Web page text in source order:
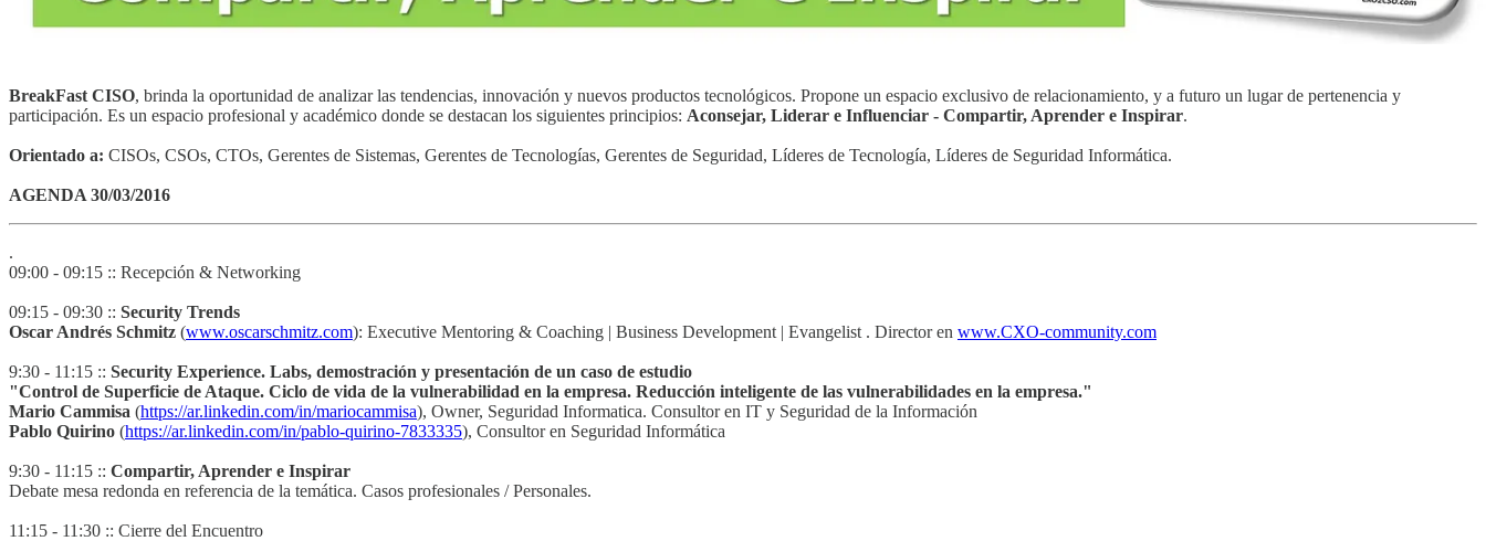
BreakFast CISO, brinda la oportunidad de analizar las tendencias, innovación y nuevos productos tecnológicos. Propone un espacio exclusivo de relacionamiento, y a futuro un lugar de pertenencia y
participación. Es un espacio profesional y académico donde se destacan los siguientes principios: Aconsejar, Liderar e Influenciar - Compartir, Aprender e Inspirar.
Orientado a: CISOs, CSOs, CTOs, Gerentes de Sistemas, Gerentes de Tecnologías, Gerentes de Seguridad, Líderes de Tecnología, Líderes de Seguridad Informática.
AGENDA 30/03/2016
.
09:00 - 09:15 :: Recepción & Networking
09:15 - 09:30 :: Security Trends
Oscar Andrés Schmitz (www.oscarschmitz.com): Executive Mentoring & Coaching | Business Development | Evangelist . Director en www.CXO-community.com
9:30 - 11:15 :: Security Experience. Labs, demostración y presentación de un caso de estudio
"Control de Superficie de Ataque. Ciclo de vida de la vulnerabilidad en la empresa. Reducción inteligente de las vulnerabilidades en la empresa."
Mario Cammisa (https://ar.linkedin.com/in/mariocammisa), Owner, Seguridad Informatica. Consultor en IT y Seguridad de la Información
Pablo Quirino (https://ar.linkedin.com/in/pablo-quirino-7833335), Consultor en Seguridad Informática
9:30 - 11:15 :: Compartir, Aprender e Inspirar
Debate mesa redonda en referencia de la temática. Casos profesionales / Personales.
11:15 - 11:30 :: Cierre del Encuentro